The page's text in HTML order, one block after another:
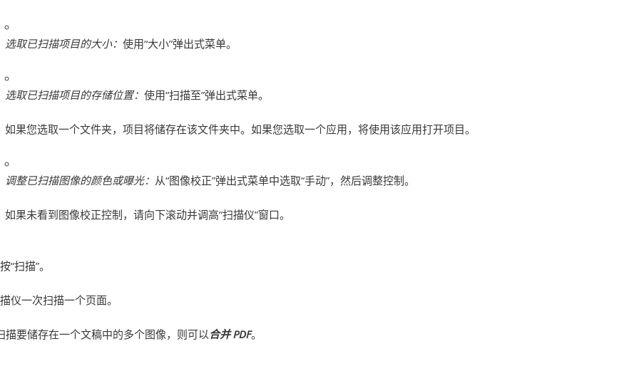
选取已扫描项目的大小： 使用“大小”弹出式菜单。
选取已扫描项目的存储位置： 使用“扫描至”弹出式菜单。
如果您选取一个文件夹，项目将储存在该文件夹中。如果您选取一个应用，将使用该应用打开项目。
调整已扫描图像的颜色或曝光： 从“图像校正”弹出式菜单中选取“手动”，然后调整控制。
如果未看到图像校正控制，请向下滚动并调高“扫描仪”窗口。
“扫描”。
仪一次扫描一个页面。
描要储存在一个文稿中的多个图像，则可以合并 PDF。